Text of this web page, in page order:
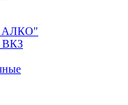
АЛКО"
ВКЗ